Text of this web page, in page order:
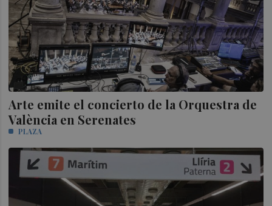
Arte emite el concierto de la Orquestra de
València en Serenates
PLAZA